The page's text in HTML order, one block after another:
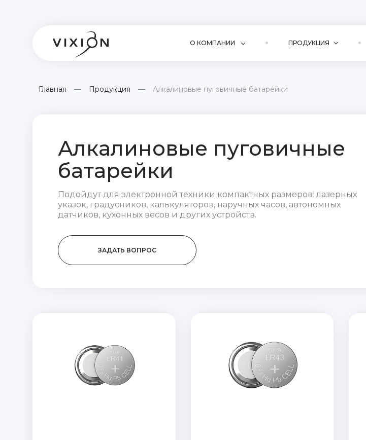
О КОМПАНИИ ПРОДУКЦИЯ
Главная Продукция Алкалиновые пуговичные батарейки
Алкалиновые пуговичные
батарейки
Подойдут для электронной техники компактных размеров: лазерных
указок, градусников, калькуляторов, наручных часов, автономных
датчиков, кухонных весов и других устройств.
ЗАДАТЬ ВОПРОС